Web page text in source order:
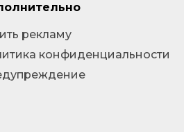
рекламу
конфиденциальности